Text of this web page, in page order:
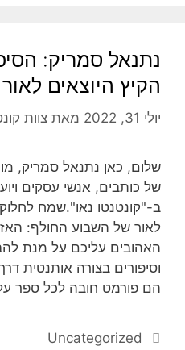
נתנאל סמריק:
הקיץ היוצאים
יולי 31, 2022 מאת צוות
שלום, כאן נתנאל סמריק,
של כותבים, אנשי עסקים
ב-"קונטנטו נאו".שמח
לאור של השבוע החולף:
האהובים עליכם על מנת
וסיפורים בצורה אותנטית
הם פורמט חובה לכל ספר
Uncategorized